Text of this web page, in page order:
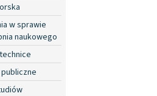
w sprawie
naukowego